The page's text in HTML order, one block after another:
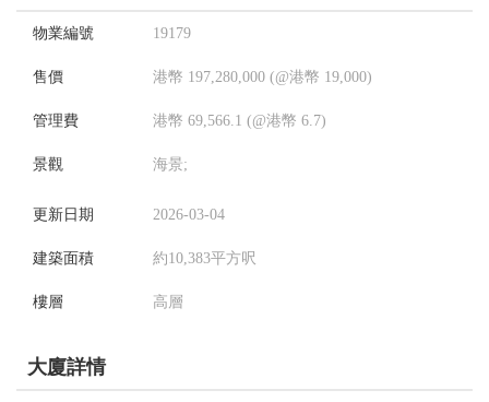
物業編號 19179
售價 港幣 197,280,000 (@港幣 19,000)
管理費 港幣 69,566.1 (@港幣 6.7)
景觀 海景;
更新日期 2026-03-04
建築面積 約10,383平方呎
樓層 高層
大廈詳情